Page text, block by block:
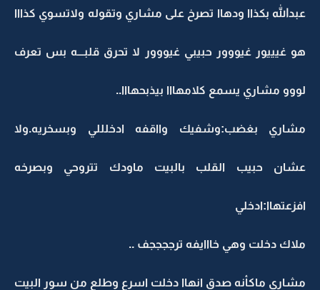
عبدالله بكذاا ودهاا تصرخ على مشاري وتقوله ولاتسوي كذااا
هو غيييور غيووور حبيبي غيووور لا تحرق قلبـــه بس تعرف
لووو مشاري يسمع كلامهااا بيذبحهااا..
مشاري بغضب:وشفيك وااقفه ادخلللي وبسخريه.ولا
عشان حبيب القلب بالبيت ماودك تتروحي وبصرخه
افزعتهاا:ادخلي
ملاك دخلت وهي خااايفه ترججججف ..
مشاري ماكأنه صدق انهاا دخلت اسرع وطلع من سور البيت